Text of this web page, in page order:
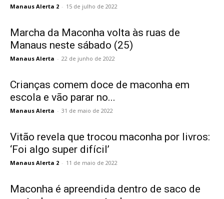
Manaus Alerta 2 - 15 de julho de 2022
Marcha da Maconha volta às ruas de
Manaus neste sábado (25)
Manaus Alerta - 22 de junho de 2022
Crianças comem doce de maconha em
escola e vão parar no...
Manaus Alerta - 31 de maio de 2022
Vitão revela que trocou maconha por livros:
‘Foi algo super difícil’
Manaus Alerta 2 - 11 de maio de 2022
Maconha é apreendida dentro de saco de